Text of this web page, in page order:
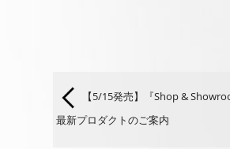
【5/15発売】『Shop &
最新プロダクトのご案内